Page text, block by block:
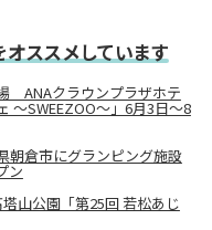
ススメしています
ANAクラウンプラザホテ
～SWEEZOO～」6月3日～8
倉市にグランピング施設
ン
山公園「第25回 若松あじ